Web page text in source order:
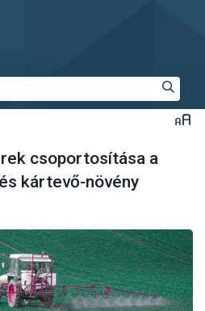
csoportosítása a
kártevő-növény